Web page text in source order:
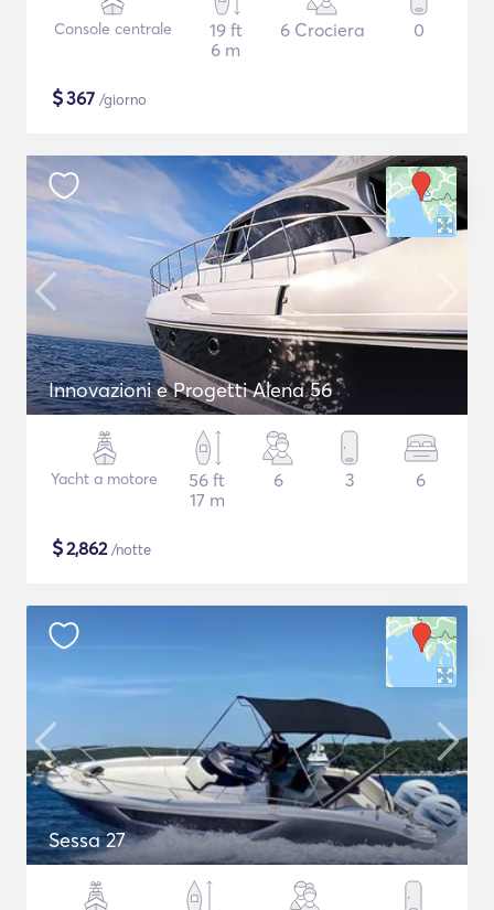
Console centrale
19 ft
6 m
6 Crociera 0
$367 /giorno
Innovazioni e Progetti Alena 56
Yacht a motore
56 ft
17 m
6 3 6
$2,862/notte
Sessa 27